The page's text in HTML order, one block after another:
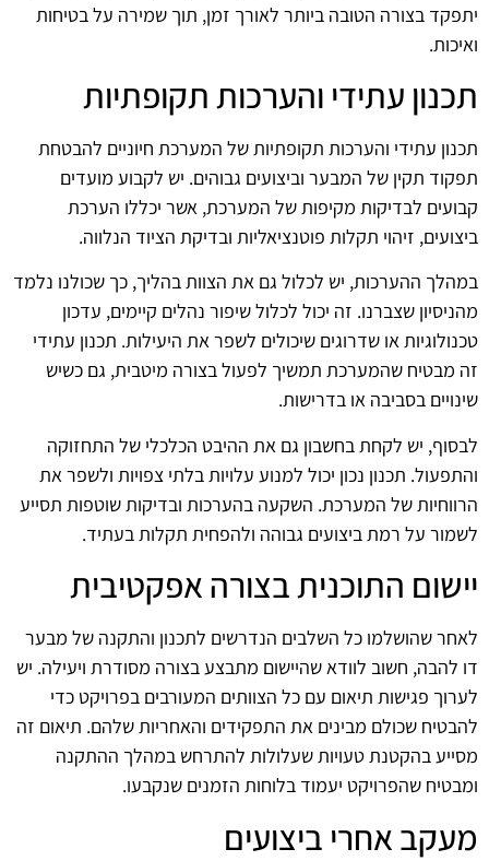
יתפקד בצורה הטובה ביותר לאורך זמן, תוך שמירה על בטיחות
ואיכות.
תכנון עתידי והערכות תקופתיות
תכנון עתידי והערכות תקופתיות של המערכת חיוניים להבטחת
תפקוד תקין של המבער וביצועים גבוהים. יש לקבוע מועדים
קבועים לבדיקות מקיפות של המערכת, אשר יכללו הערכת
ביצועים, זיהוי תקלות פוטנציאליות ובדיקת הציוד הנלווה.
במהלך ההערכות, יש לכלול גם את הצוות בהליך, כך שכולנו נלמד
מהניסיון שצברנו. זה יכול לכלול שיפור נהלים קיימים, עדכון
טכנולוגיות או שדרוגים שיכולים לשפר את היעילות. תכנון עתידי
זה מבטיח שהמערכת תמשיך לפעול בצורה מיטבית, גם כשיש
שינויים בסביבה או בדרישות.
לבסוף, יש לקחת בחשבון גם את ההיבט הכלכלי של התחזוקה
והתפעול. תכנון נכון יכול למנוע עלויות בלתי צפויות ולשפר את
הרווחיות של המערכת. השקעה בהערכות ובדיקות שוטפות תסייע
לשמור על רמת ביצועים גבוהה ולהפחית תקלות בעתיד.
יישום התוכנית בצורה אפקטיבית
לאחר שהושלמו כל השלבים הנדרשים לתכנון והתקנה של מבער
דו להבה, חשוב לוודא שהיישום מתבצע בצורה מסודרת ויעילה. יש
לערוך פגישות תיאום עם כל הצוותים המעורבים בפרויקט כדי
להבטיח שכולם מבינים את התפקידים והאחריות שלהם. תיאום זה
מסייע בהקטנת טעויות שעלולות להתרחש במהלך ההתקנה
ומבטיח שהפרויקט יעמוד בלוחות הזמנים שנקבעו.
מעקב אחרי ביצועים